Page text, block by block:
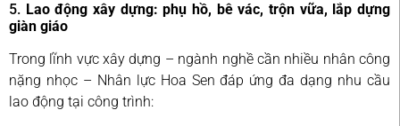
5. Lao động xây dựng: phụ hồ, bê vác, trộn vữa, lắp dựng
giàn giáo
Trong lĩnh vực xây dựng – ngành nghề cần nhiều nhân công
nặng nhọc – Nhân lực Hoa Sen đáp ứng đa dạng nhu cầu
lao động tại công trình: